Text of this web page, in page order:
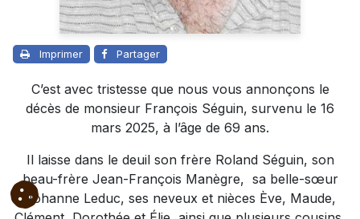
Imprimer Partager
C’est avec tristesse que nous vous annonçons le
décès de monsieur François Séguin, survenu le 16
mars 2025, à l’âge de 69 ans.
Il laisse dans le deuil son frère Roland Séguin, son
beau-frère Jean-François Manègre, sa belle-sœur
Johanne Leduc, ses neveux et nièces Ève, Maude,